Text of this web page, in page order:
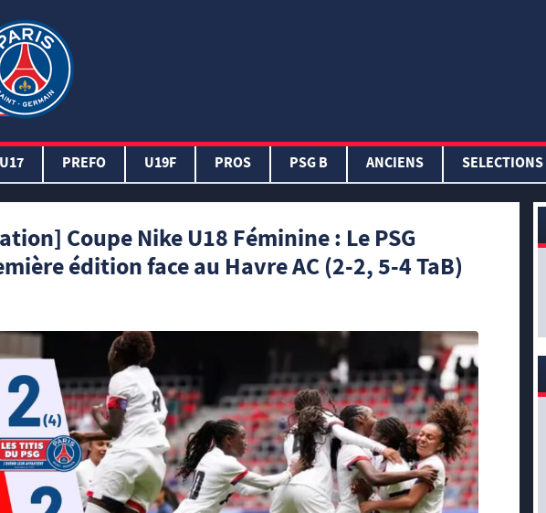
U17 PREFO U19F PROS PSG B ANCIENS SELECTIONS
Coupe Nike U18 Féminine : Le PSG
édition face au Havre AC (2-2, 5-4 TaB)